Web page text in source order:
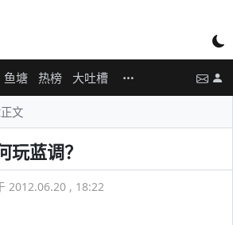
鱼塘 热榜 大吐槽
文
玩蓝调？
2012.06.20 , 18:22